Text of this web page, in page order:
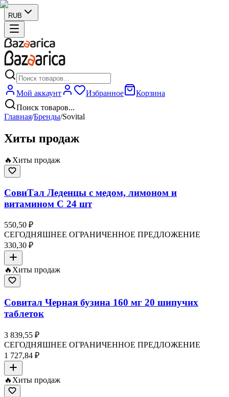
RUB
Мой аккаунт Избранное
Корзина
Поиск товаров...
Главная/Бренды/Sovital
Хиты продаж
🔥 Хиты продаж
СовиТал Леденцы с медом, лимоном и
витамином C 24 шт
550,50 ₽
СЕГОДНЯШНЕЕ ОГРАНИЧЕННОЕ ПРЕДЛОЖЕНИЕ
330,30 ₽
🔥 Хиты продаж
Совитал Черная бузина 160 мг 20 шипучих
таблеток
3 839,55 ₽
СЕГОДНЯШНЕЕ ОГРАНИЧЕННОЕ ПРЕДЛОЖЕНИЕ
1 727,84 ₽
🔥 Хиты продаж